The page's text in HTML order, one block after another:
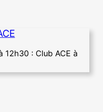
12h30 : Club ACE à